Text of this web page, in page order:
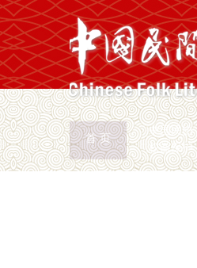
首 页
中国民协
权益保护
首页 新闻页